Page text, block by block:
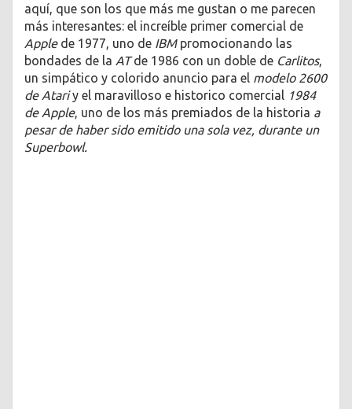
aquí, que son los que más me gustan o me parecen
más interesantes: el increíble primer comercial de
Applede 1977, uno de IBMpromocionando las
bondades de la ATde 1986 con un doble de Carlitos,
un simpático y colorido anuncio para el modelo 2600
de Atariy el maravilloso e historico comercial 1984
de Apple, uno de los más premiados de la historia a
pesar de haber sido emitido una sola vez, durante un
Superbowl.